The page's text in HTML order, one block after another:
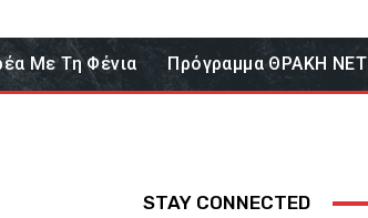
Με Τη Φένια Πρόγραμμα ΘΡΑΚΗ ΝΕΤ
STAY CONNECTED